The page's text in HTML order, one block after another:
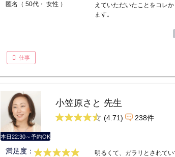
匿名（ 50代・ 女性 ）
えていただいたことをコレ
ます。
仕事
本日22:30～予約OK
小笠原さと 先生
(4.71) 238件
満足度：
明るくて、ガラリとされて